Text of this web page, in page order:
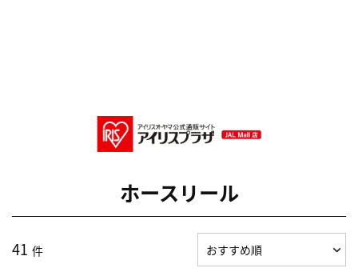
ホースリール
41 件